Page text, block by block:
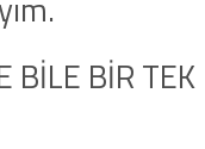
BİLE BİR TEK